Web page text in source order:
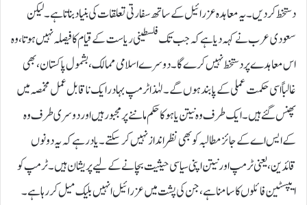
دستخط کر دیں۔ یہ معاہدہ عزرائیل کے ساتھ سفارتی تعلقات کی بنیاد بناتا ہے۔لیکن
سعودی عرب نے کہہ دیا ہے کہ جب تک فلسطینی ریاست کے قیام کا فیصلہ نہیں ہوتا، وہ
اس معاہدے پر دستخط نہیں کرے گا۔ دوسرے اسلامی ممالک ، بشمول پاکستان، بھی
غالباً اسی حکمت عملی کے پابند ہوں گے ۔لہٰذا ٹرمپ بہادر ایک نا قابل عمل مخمصہ میں
پھنس گئے ہیں۔ایک طرف وہ نیتن یاہو کا حکم ماننے پر مجبور ہیں اور دوسری طرف وہ
کے ایس اے کے جائز مطالبہ کو بھی نظر انداز نہیں کر سکتے۔یاد رہے کہ یہ دونوں
قائدین، یعنی ٹرمپ اور نیتن اپنی سیاسی حیثیت بچانے کے لیے پریشان ہیں۔ ٹرمپ کو
ایپسٹین فائلوں کا سامنا ہے، جن کی پشت میں عزرائیل انہیں بلیک میل کر رہا ہے۔